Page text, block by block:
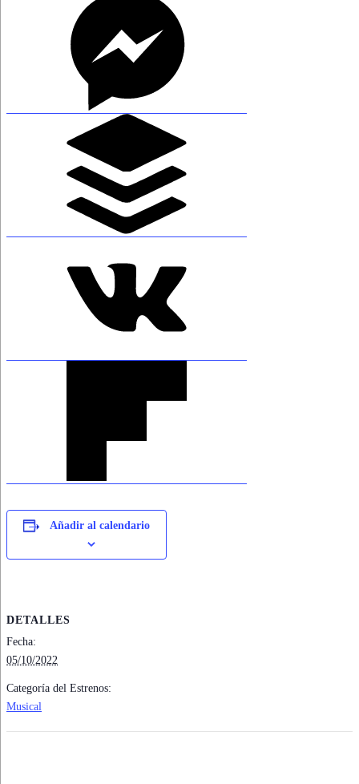
Añadir al calendario
DETALLES
Fecha:
05/10/2022
Categoría del Estrenos:
Musical